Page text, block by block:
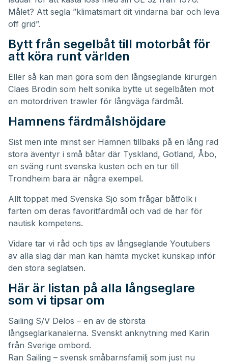
Målet? Att segla ”klimatsmart dit vindarna bär och leva
off grid”.
Bytt från segelbåt till motorbåt för
att köra runt världen
Eller så kan man göra som den långseglande kirurgen
Claes Brodin som helt sonika bytte ut segelbåten mot
en motordriven trawler för långväga färdmål.
Hamnens färdmålshöjdare
Sist men inte minst ser Hamnen tillbaks på en lång rad
stora äventyr i små båtar där Tyskland, Gotland, Åbo,
en sväng runt svenska kusten och en tur till
Trondheim bara är några exempel.
Allt toppat med Svenska Sjö som frågar båtfolk i
farten om deras favoritfärdmål och vad de har för
nautisk kompetens.
Vidare tar vi råd och tips av långseglande Youtubers
av alla slag där man kan hämta mycket kunskap inför
den stora seglatsen.
Här är listan på alla långseglare
som vi tipsar om
Sailing S/V Delos – en av de största
långseglarkanalerna. Svenskt anknytning med Karin
från Sverige ombord.
Ran Sailing – svensk småbarnsfamilj som just nu